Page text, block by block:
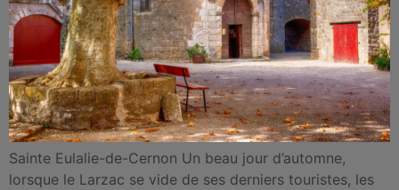
Sainte Eulalie-de-Cernon Un beau jour d’automne,
lorsque le Larzac se vide de ses derniers touristes, les